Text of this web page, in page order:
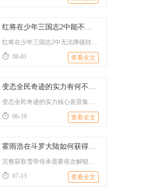
08-01
查看全文
06-19
查看全文
07-13
查看全文